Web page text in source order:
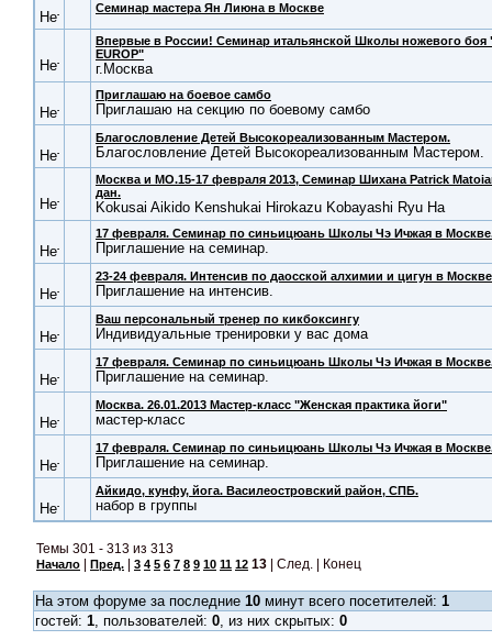
Семинар мастера Ян Лиюна в Москве
Впервые в России! Семинар итальянской Школы ножевого боя
EUROP"
г.Москва
Приглашаю на боевое самбо
Приглашаю на секцию по боевому самбо
Благословление Детей Высокореализованным Мастером.
Благословление Детей Высокореализованным Мастером.
Москва и МО.15-17 февраля 2013, Семинар Шихана Patrick
дан.
Kokusai Aikido Kenshukai Hirokazu Kobayashi Ryu Ha
17 февраля. Семинар по синьицюань Школы Чэ Ичжая в
Приглашение на семинар.
23-24 февраля. Интенсив по даосской алхимии и цигун в
Приглашение на интенсив.
Ваш персональный тренер по кикбоксингу
Индивидуальные тренировки у вас дома
17 февраля. Семинар по синьицюань Школы Чэ Ичжая в
Приглашение на семинар.
Москва. 26.01.2013 Мастер-класс "Женская практика йоги"
мастер-класс
17 февраля. Семинар по синьицюань Школы Чэ Ичжая в
Приглашение на семинар.
Айкидо, кунфу, йога. Василеостровский район, СПБ.
набор в группы
Темы 301 - 313 из 313
Начало Пред. 3 4 5 6 7 8 9 10 11 12 13 | След. | Конец
На этом форуме за последние 10 минут всего посетителей: 1
гостей: 1, пользователей: 0, из них скрытых: 0